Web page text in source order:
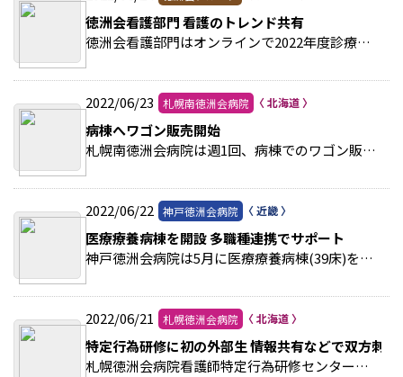
徳洲会看護部門 看護のトレンド共有
徳洲会看護部門はオンラインで2022年度診療報酬改定説明会を開いた。 >>続きを読む
2022/06/23 札幌南徳洲会病院
病棟へワゴン販売開始
札幌南徳洲会病院は週1回、病棟でのワゴン販売を開始した。 >>続きを読む
2022/06/22 神戸徳洲会病院
医療療養病棟を開設 多職種連携でサポート
神戸徳洲会病院は5月に医療療養病棟(39床)を開設、4月に入職した小川信行・総合内科医師が同病棟の専従となった。 >>続きを読む
2022/06/21 札幌徳洲会病院
特定行為研修に初の外部生 情報共有などで双方刺激
札幌徳洲会病院看護師特定行為研修センターは、今年度から研修生として徳洲会グループ以外に所属する看護師を迎えた。 >>続きを読む